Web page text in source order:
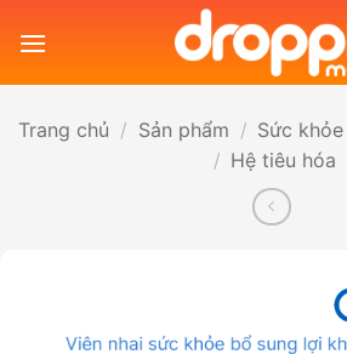
qua
Trang chủ / Sản phẩm / Sức khỏe
/ Hệ tiêu hóa